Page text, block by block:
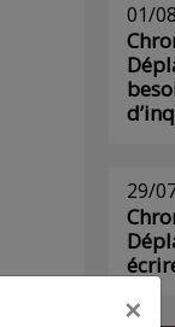
01/
29/
×